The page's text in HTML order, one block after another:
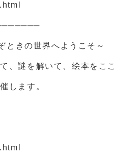
ときの世界へようこそ～
、謎を解いて、絵本をここ
します。